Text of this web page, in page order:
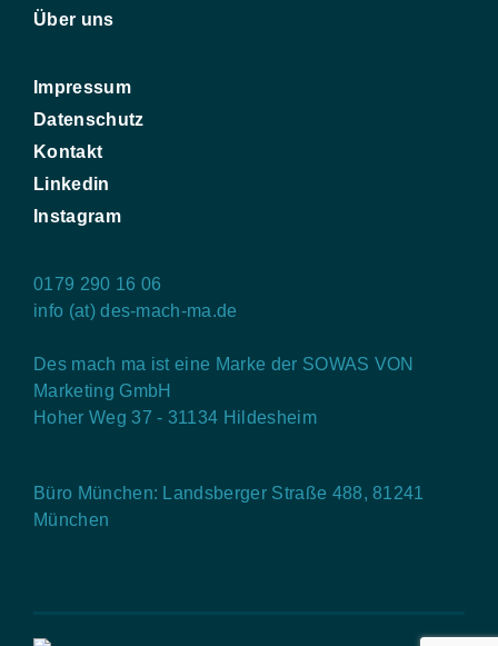
Über uns
Impressum
Datenschutz
Kontakt
Linkedin
Instagram
0179 290 16 06
info (at) des-mach-ma.de
Des mach ma ist eine Marke der SOWAS VON
Marketing GmbH
Hoher Weg 37 - 31134 Hildesheim
Büro München: Landsberger Straße 488, 81241
München